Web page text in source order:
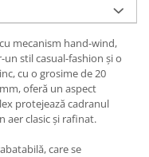
mecanism hand-wind,
stil casual-fashion și o
cu o grosime de 20
oferă un aspect
protejează cadranul
aer clasic și rafinat.
care se